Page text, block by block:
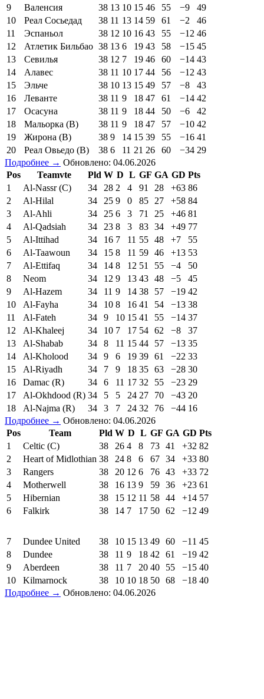
9 Валенсия 38 13 10 15 46 55 −9
49
10
Реал Сосьедад 38 11 13 14 59 61 −2
46
11
Эспаньол 38 12 10 16 43 55 −12 46
12
Атлетик Бильбао 38 13 6 19 43 58 −15 45
13
Севилья 38 12 7 19 46 60 −14 43
14
Алавес 38 11 10 17 44 56 −12 43
15
Эльче 38 10 13 15 49 57 −8
43
16
Леванте 38 11 9 18 47 61 −14 42
17
Осасуна 38 11 9 18 44 50 −6
42
18
Мальорка (В) 38 11 9 18 47 57 −10 42
19
Жирона (В) 38 9 14 15 39 55 −16 41
20
Реал Овьедо (В) 38 6 11 21 26 60 −34 29
Подробнее → Обновлено: 04.06.2026
Pos
Teamvte Pld W D L GF GA GD Pts
1
Al-Nassr (C) 34 28 2 4 91 28 +63 86
2
Al-Hilal 34 25 9 0 85 27 +58 84
3
Al-Ahli 34 25 6 3 71 25 +46 81
4
Al-Qadsiah 34 23 8 3 83 34 +49 77
5
Al-Ittihad 34 16 7 11 55 48 +7
55
6
Al-Taawoun 34 15 8 11 59 46 +13 53
7
Al-Ettifaq 34 14 8 12 51 55 −4
50
8
Neom 34 12 9 13 43 48 −5
45
9
Al-Hazem 34 11 9 14 38 57 −19 42
10
Al-Fayha 34 10 8 16 41 54 −13 38
11
Al-Fateh 34 9 10 15 41 55 −14 37
12
Al-Khaleej 34 10 7 17 54 62 −8
37
13
Al-Shabab 34 8 11 15 44 57 −13 35
14
Al-Kholood 34 9 6 19 39 61 −22 33
15
Al-Riyadh 34 7 9 18 35 63 −28 30
16
Damac (R) 34 6 11 17 32 55 −23 29
17
Al-Okhdood (R) 34 5 5 24 27 70 −43 20
18
Al-Najma (R) 34 3 7 24 32 76 −44 16
Подробнее → Обновлено: 04.06.2026
Pos
Team Pld W D L GF GA GD Pts
1
Celtic (C) 38 26 4 8 73 41 +32 82
2
Heart of Midlothian 38 24 8 6 67 34 +33 80
3
Rangers 38 20 12 6 76 43 +33 72
4
Motherwell 38 16 13 9 59 36 +23 61
5
Hibernian 38 15 12 11 58 44 +14 57
6
Falkirk 38 14 7 17 50 62 −12 49
7 Dundee United 38 10 15 13 49 60 −11 45
8
Dundee 38 11 9 18 42 61 −19 42
9
Aberdeen 38 11 7 20 40 55 −15 40
10
Kilmarnock 38 10 10 18 50 68 −18 40
Подробнее → Обновлено: 04.06.2026